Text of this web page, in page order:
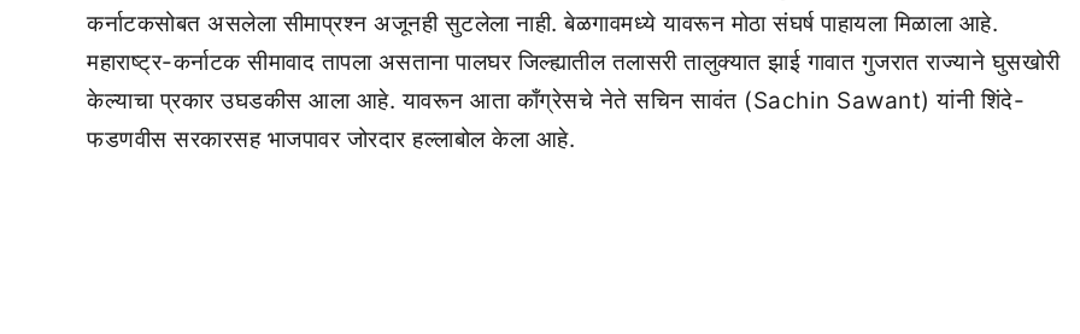
कर्नाटकसोबत असलेला सीमाप्रश्न अजूनही सुटलेला नाही. बेळगावमध्ये यावरून मोठा संघर्ष पाहायला मिळाला आहे.
महाराष्ट्र-कर्नाटक सीमावाद तापला असताना पालघर जिल्ह्यातील तलासरी तालुक्यात झाई गावात गुजरात राज्याने घुसखोरी
केल्याचा प्रकार उघडकीस आला आहे. यावरून आता काँग्रेसचे नेते सचिन सावंत (Sachin Sawant) यांनी शिंदे-
फडणवीस सरकारसह भाजपावर जोरदार हल्लाबोल केला आहे.